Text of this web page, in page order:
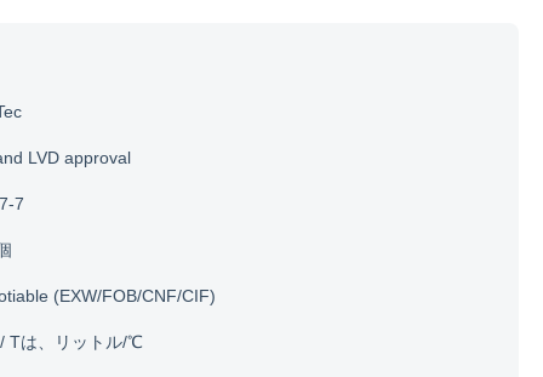
LVD approval
7
(EXW/FOB/CNF/CIF)
/ Tは、リットル/℃